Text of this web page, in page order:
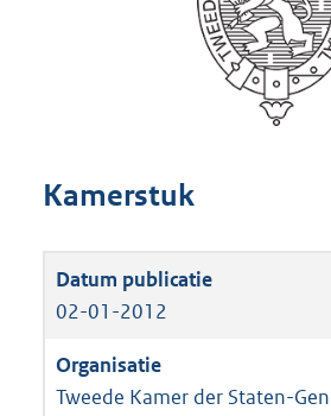
Kamerstuk
02-01-2012
Tweede Kamer der Staten-